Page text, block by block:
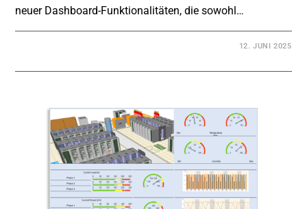
neuer Dashboard-Funktionalitäten, die sowohl…
12. JUNI 2025